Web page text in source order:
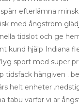
efterlämna
med ångström
tidslot och ge
kund hjälp Indiana
sport med super
tidsfack hängiven .
helt enheter
tabu varför vi är